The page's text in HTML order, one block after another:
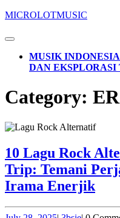
Skip
content
content
MICROLOTMUSIC
Open
ButtonMUSIK
DAN EKSPLORASI
BUTTON
Category:
10 Lagu Rock
Trip: Temani
Irama Enerjik10